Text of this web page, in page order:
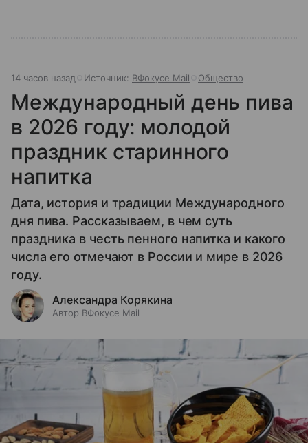
14 часов назад Источник: ВФокусе Mail Общество
Международный день пива
в 2026 году: молодой
праздник старинного
напитка
Дата, история и традиции Международного
дня пива. Рассказываем, в чем суть
праздника в честь пенного напитка и какого
числа его отмечают в России и мире в 2026
году.
Александра Корякина
Автор ВФокусе Mail